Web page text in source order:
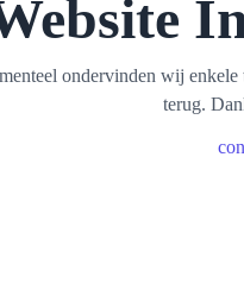
ondervinden wij enkele
terug.